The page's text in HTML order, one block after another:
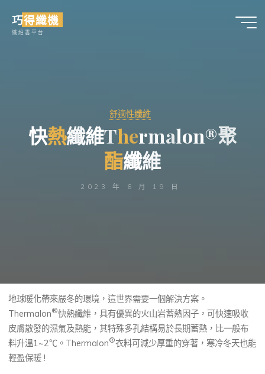
content
巧得纖機
纖維雲平台
舒適性纖維
快熱
熱纖維The
ermalon®聚
酯
酯纖維
2023 年 6 月 19 日
地球暖化帶來嚴冬的環境，這世界需要一個解決方案。
Thermalon®快熱纖維，具有優異的火山岩蓄熱因子，可快速吸收
皮膚散發的濕氣及熱能，其特殊多孔結構易於長期蓄熱，比一般布
料升溫1~2℃。Thermalon®衣料可減少厚重的穿著，寒冷冬天也能
輕盈保暖 !